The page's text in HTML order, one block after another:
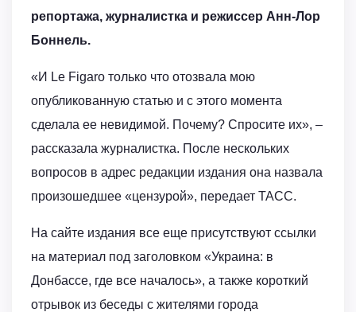
репортажа, журналистка и режиссер Анн-Лор
Боннель.
«И Le Figaro только что отозвала мою
опубликованную статью и с этого момента
сделала ее невидимой. Почему? Спросите их», –
рассказала журналистка. После нескольких
вопросов в адрес редакции издания она назвала
произошедшее «цензурой», передает ТАСС.
На сайте издания все еще присутствуют ссылки
на материал под заголовком «Украина: в
Донбассе, где все началось», а также короткий
отрывок из беседы с жителями города